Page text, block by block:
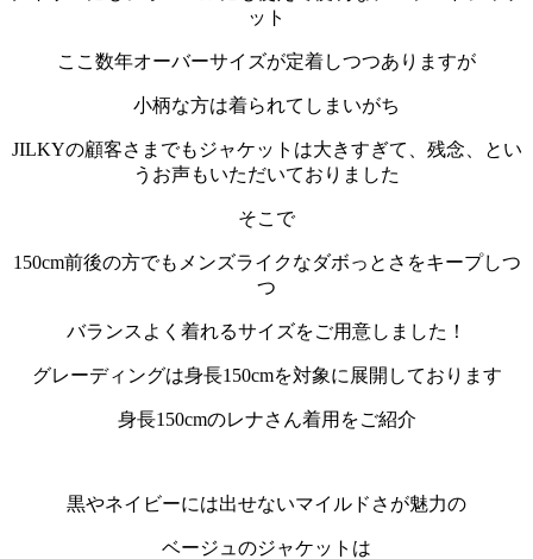
ット
ここ数年オーバーサイズが定着しつつありますが
小柄な方は着られてしまいがち
JILKYの顧客さまでもジャケットは大きすぎて、残念、とい
うお声もいただいておりました
そこで
150cm前後の方でもメンズライクなダボっとさをキープしつ
つ
バランスよく着れるサイズをご用意しました！
グレーディングは身長150cmを対象に展開しております
身長150cmのレナさん着用をご紹介
黒やネイビーには出せないマイルドさが魅力の
ベージュのジャケットは